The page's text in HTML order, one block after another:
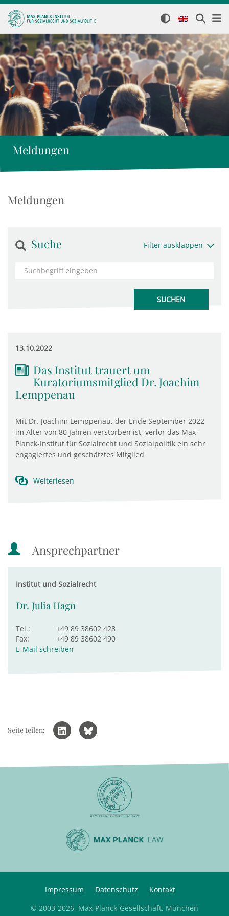
Meldungen
Meldungen
Suche Filter ausklappen
13.10.2022
Das Institut trauert um
Kuratoriumsmitglied Dr. Joachim
Lemppenau
Mit Dr. Joachim Lemppenau, der Ende September 2022
im Alter von 80 Jahren verstorben ist, verlor das Max-
Planck-Institut für Sozialrecht und Sozialpolitik ein sehr
engagiertes und geschätztes Mitglied
Weiterlesen
Ansprechpartner
Institut und Sozialrecht
Dr. Julia Hagn
Tel.:
+49 89 38602 428
Fax:
+49 89 38602 490
E-Mail schreiben
Seite teilen:
Impressum Datenschutz
Kontakt
© 2003-2026, Max-Planck-Gesellschaft, München